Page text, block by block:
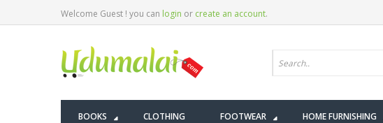
Welcome Guest ! you can login or create an account.
BOOKS CLOTHING FOOTWEAR HOME FURNISHING